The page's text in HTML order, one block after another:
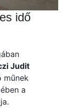
idő
Judit
műnek
a